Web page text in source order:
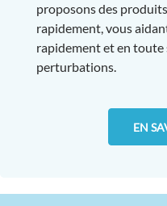
proposons des
rapidement, vous
rapidement et en toute
perturbations.
EN